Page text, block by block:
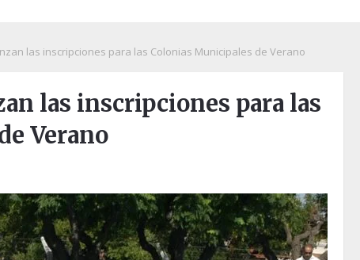
las inscripciones para las Colonias Municipales de Verano
las inscripciones para las
Verano